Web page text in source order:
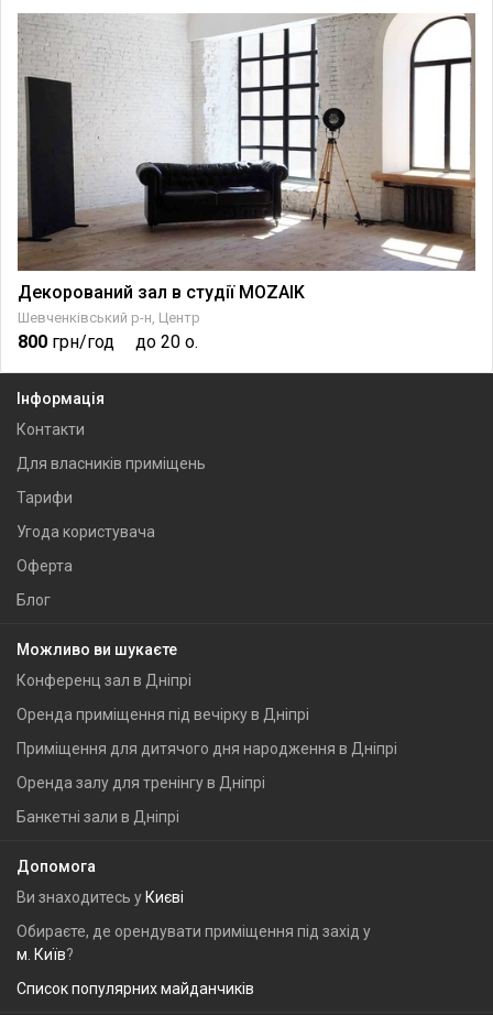
Декорований зал в студії MOZAIK
Шевченківський р-н, Центр
800 грн/год до 20 о.
Інформація
Контакти
Для власників приміщень
Тарифи
Угода користувача
Оферта
Блог
Можливо ви шукаєте
Конференц зал в Дніпрі
Оренда приміщення під вечірку в Дніпрі
Приміщення для дитячого дня народження в Дніпрі
Оренда залу для тренінгу в Дніпрі
Банкетні зали в Дніпрі
Допомога
Ви знаходитесь у Києві
Обираєте, де орендувати приміщення під захід у
м. Київ?
Список популярних майданчиків